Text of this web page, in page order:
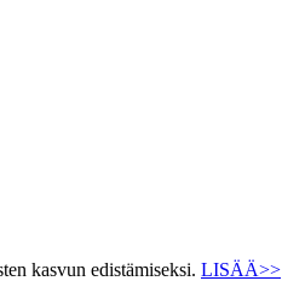
kasvun edistämiseksi. LISÄÄ>>